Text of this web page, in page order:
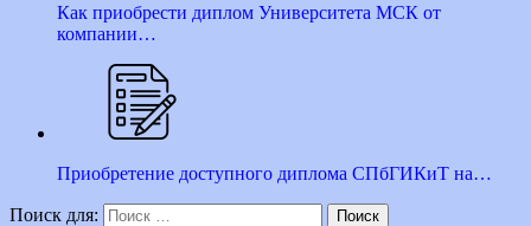
Как приобрести диплом Университета МСК от
компании…
Приобретение доступного диплома СПбГИКиТ на…
Поиск для: Поиск